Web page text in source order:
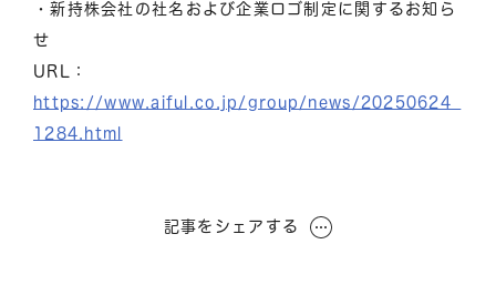
・新持株会社の社名および企業ロゴ制定に関するお知ら
せ
URL：
https://www.aiful.co.jp/group/news/20250624_
1284.html
記事をシェアする